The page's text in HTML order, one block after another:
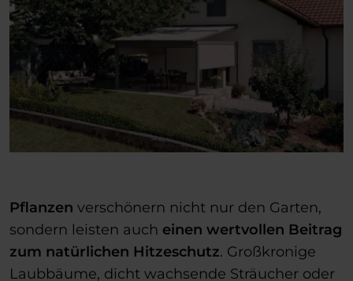
Pflanzen verschönern nicht nur den Garten,
sondern leisten auch einen wertvollen Beitrag
zum natürlichen Hitzeschutz. Großkronige
Laubbäume, dicht wachsende Sträucher oder